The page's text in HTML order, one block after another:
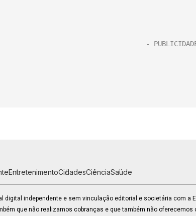
EntretenimentoCidadesCiênciaSaúde
digital independente e sem vinculação editorial e societária com a
que não realizamos cobranças e que também não